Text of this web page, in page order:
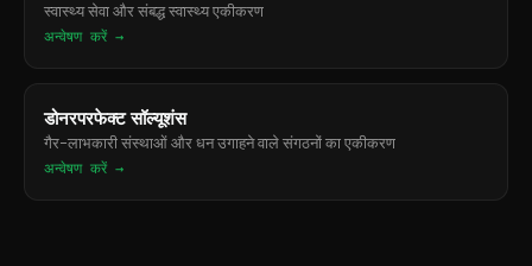
स्वास्थ्य सेवा और संबद्ध स्वास्थ्य एकीकरण
अन्वेषण करें →
डोनरपरफेक्ट सॉल्यूशंस
गैर-लाभकारी संस्थाओं और धन उगाहने वाले संगठनों का एकीकरण
अन्वेषण करें →